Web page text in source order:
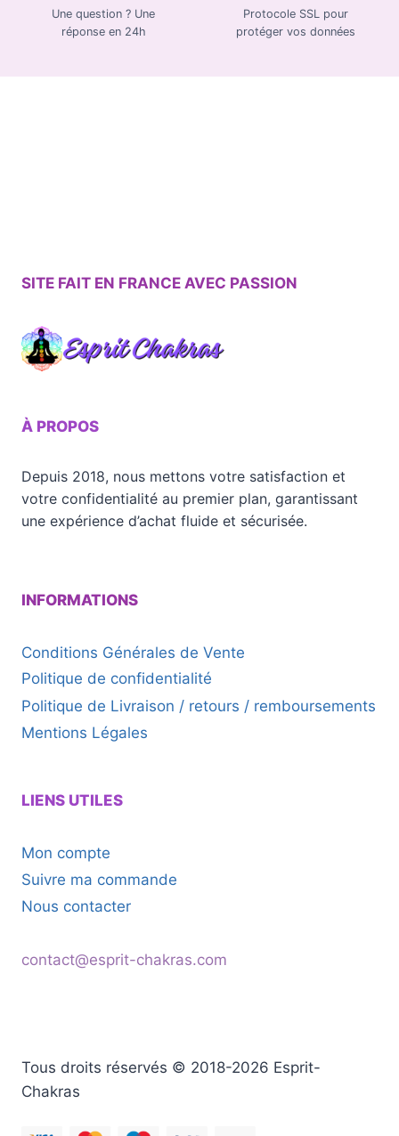
Une question ? Une
réponse en 24h
Protocole SSL pour
protéger vos données
SITE FAIT EN FRANCE AVEC PASSION
À PROPOS
Depuis 2018, nous mettons votre satisfaction et
votre confidentialité au premier plan, garantissant
une expérience d’achat fluide et sécurisée.
INFORMATIONS
Conditions Générales de Vente
Politique de confidentialité
Politique de Livraison / retours / remboursements
Mentions Légales
LIENS UTILES
Mon compte
Suivre ma commande
Nous contacter
contact@esprit-chakras.com
Tous droits réservés © 2018-2026 Esprit-
Chakras